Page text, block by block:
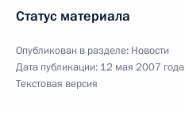
Статус материала
Опубликован в разделе: Новости
Дата публикации: 12 мая 2007
Текстовая версия